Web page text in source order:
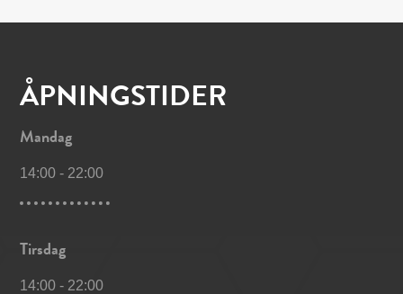
ÅPNINGSTIDER
Mandag
14:00 - 22:00
Tirsdag
14:00 - 22:00